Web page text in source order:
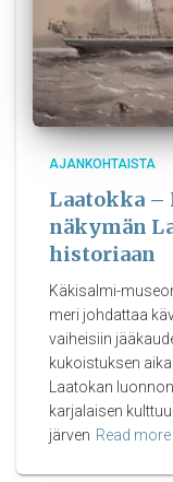
AJANKOHTAISTA
Laatokka –
näkymän
historiaan
Käkisalmi-
meri johdattaa
vaiheisiin
kukoistuksen
Laatokan
karjalaisen
järven Read more